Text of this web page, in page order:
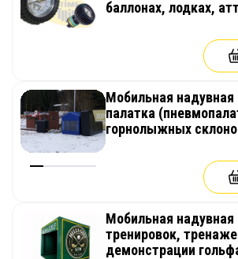
баллонах, лодках,
Мобильная надувная
палатка
горнолыжных
Мобильная надувная
тренировок,
демонстрации